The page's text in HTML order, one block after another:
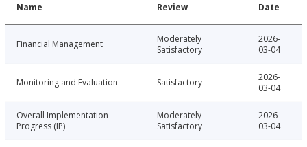
Name Review Date
Financial Management
Moderately
Satisfactory
2026-
03-04
Monitoring and Evaluation Satisfactory
2026-
03-04
Overall Implementation
Progress (IP)
Moderately
Satisfactory
2026-
03-04